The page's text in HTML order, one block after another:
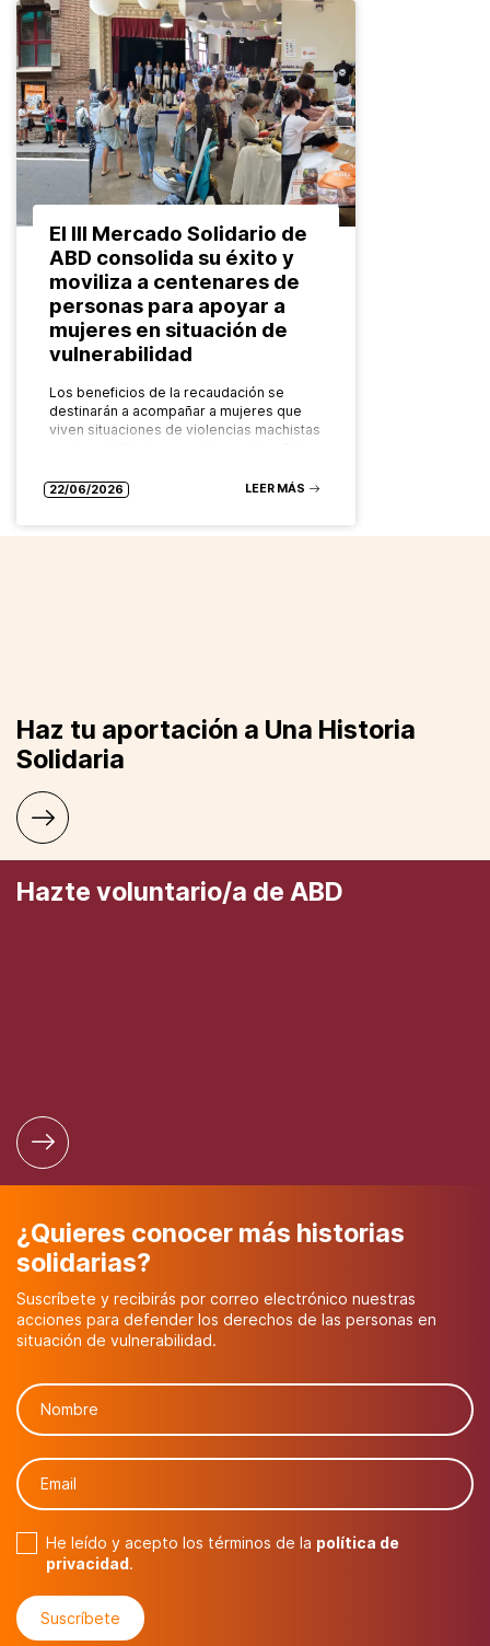
El III Mercado Solidario de
ABD consolida su éxito y
moviliza a centenares de
personas para apoyar a
mujeres en situación de
vulnerabilidad
Los beneficios de la recaudación se
destinarán a acompañar a mujeres que
viven situaciones de violencias machistas
22/06/2026 LEER MÁS
Haz tu aportación a Una Historia
Solidaria
Hazte voluntario/a de ABD
¿Quieres conocer más historias
solidarias?
Suscríbete y recibirás por correo electrónico nuestras
acciones para defender los derechos de las personas en
situación de vulnerabilidad.
He leído y acepto los términos de la política de
privacidad.